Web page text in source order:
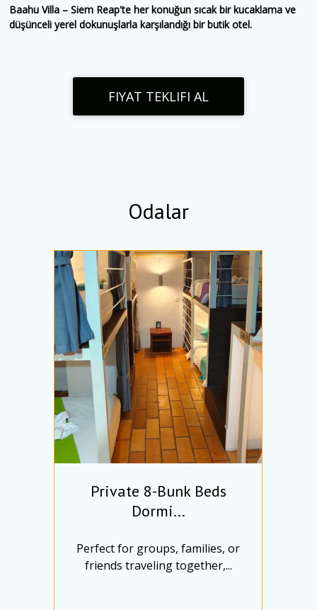
Baahu Villa – Siem Reap'te her konuğun sıcak bir kucaklama ve
düşünceli yerel dokunuşlarla karşılandığı bir butik otel.
FIYAT TEKLIFI AL
Odalar
Private 8-Bunk Beds
Dormi...
Perfect for groups, families, or
friends traveling together,...